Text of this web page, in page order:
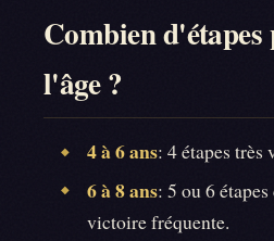
Combien
l'âge ?
◆ 4 à 6 ans: 4 étapes très
◆ 6 à 8 ans: 5 ou 6
victoire fréquente.